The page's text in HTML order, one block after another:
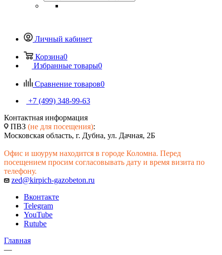
Личный кабинет
Корзина0
Избранные товары0
Сравнение товаров0
+7 (499) 348-99-63
Контактная информация
ПВЗ (не для посещения):
Московская область, г. Дубна, ул. Дачная, 2Б
Офис и шоурум находится в городе Коломна. Перед
посещением просим согласовывать дату и время визита по
телефону.
zed@kirpich-gazobeton.ru
Вконтакте
Telegram
YouTube
Rutube
Главная
—